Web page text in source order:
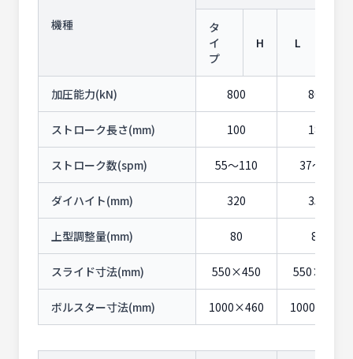
機種
タ
イ
プ
H L
加圧能力(kN) 800 800
ストローク長さ(mm) 100 180
ストローク数(spm) 55〜110 37〜75
ダイハイト(mm) 320 350
上型調整量(mm) 80 80
スライド寸法(mm) 550×450 550×450
ボルスター寸法(mm) 1000×460 1000×600